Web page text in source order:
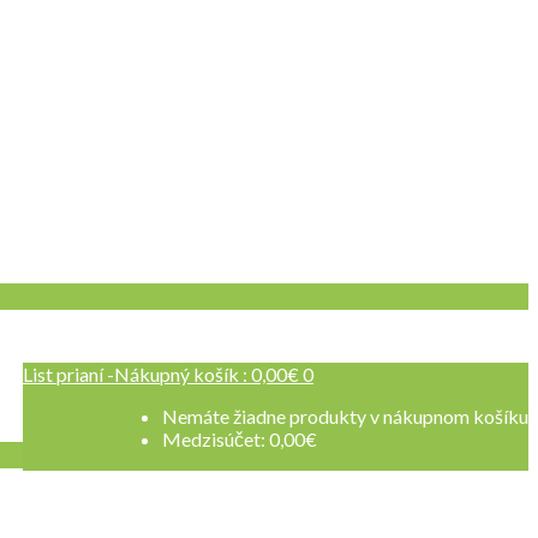
Nákupný košík : 0,00€ 0
Nemáte žiadne produkty v nákupnom košíku
Medzisúčet: 0,00€
List prianí -